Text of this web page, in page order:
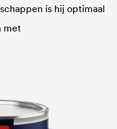
is hij optimaal
met